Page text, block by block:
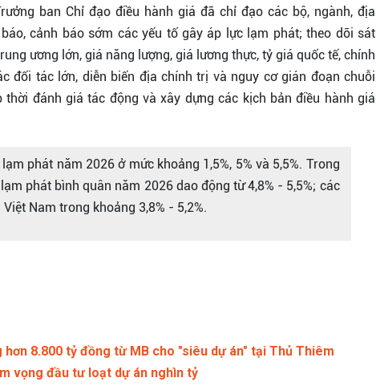
ban Chỉ đạo điều hành giá đã chỉ đạo các bộ, ngành, địa
cảnh báo sớm các yếu tố gây áp lực lạm phát; theo dõi sát
ương lớn, giá năng lượng, giá lương thực, tỷ giá quốc tế, chính
đối tác lớn, diễn biến địa chính trị và nguy cơ gián đoạn chuỗi
đánh giá tác động và xây dựng các kịch bản điều hành giá
phát năm 2026 ở mức khoảng 1,5%, 5% và 5,5%. Trong
phát bình quân năm 2026 dao động từ 4,8% - 5,5%; các
Nam trong khoảng 3,8% - 5,2%.
8.800 tỷ đồng từ MB cho "siêu dự án" tại Thủ Thiêm
vọng đầu tư loạt dự án nghìn tỷ